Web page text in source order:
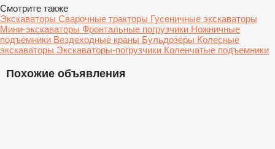
Похожие объявления
Смотрите также
Экскаваторы Сварочные тракторы Гусеничные экскаваторы
Мини-экскаваторы Фронтальные погрузчики Ножничные
подъемники Вездеходные краны Бульдозеры Колесные
экскаваторы Экскаваторы-погрузчики Коленчатые подъемники